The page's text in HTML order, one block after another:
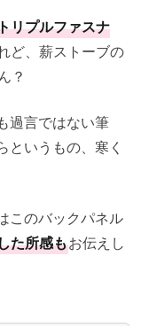
リプルファスナ
ど、薪ストーブの
？
過言ではない筆
というもの、寒く
このバックパネル
た所感もお伝えし